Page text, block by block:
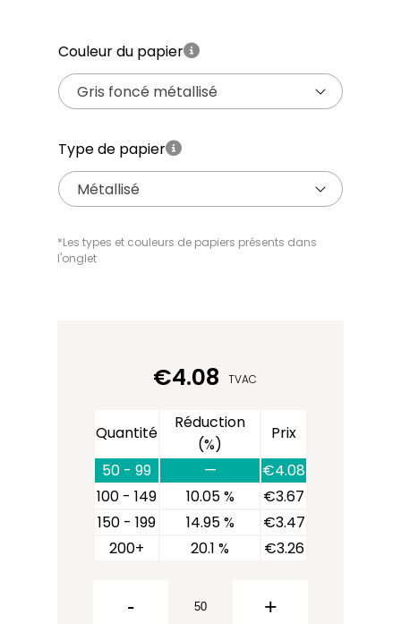
Couleur du papier
Gris foncé métallisé
Type de papier
Métallisé
*Les types et couleurs de papiers présents dans
l'onglet
€4.08 TVAC
Quantité
Réduction
(%)
Prix
50 - 99
— €4.08
100 - 149
10.05 % €3.67
150 - 199
14.95 % €3.47
200+
20.1 % €3.26
quantité
de
Saint-
- +